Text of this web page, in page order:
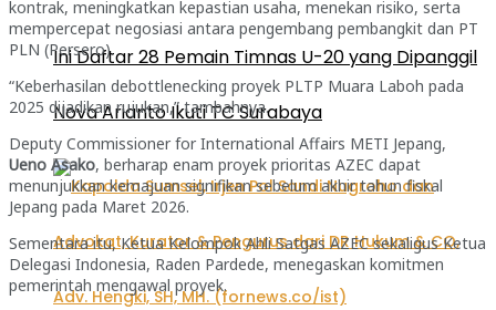
Ini Daftar 28 Pemain Timnas U-20 yang Dipanggil
Nova Arianto Ikuti TC Surabaya
kontrak, meningkatkan kepastian usaha, menekan risiko, serta
mempercepat negosiasi antara pengembang pembangkit dan PT
PLN (Persero).
“Keberhasilan debottlenecking proyek PLTP Muara Laboh pada
2025 dijadikan rujukan,” tambahnya.
Deputy Commissioner for International Affairs METI Jepang,
Ueno Asako, berharap enam proyek prioritas AZEC dapat
menunjukkan kemajuan signifikan sebelum akhir tahun fiskal
Jepang pada Maret 2026.
Sementara itu, Ketua Kelompok Ahli Satgas AZEC sekaligus Ketua
Delegasi Indonesia, Raden Pardede, menegaskan komitmen
pemerintah mengawal proyek.